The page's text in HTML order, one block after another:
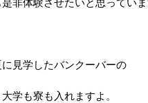
非体験させたいと思ってい
に見学したバンクーバーの
大学も寮も入れますよ。